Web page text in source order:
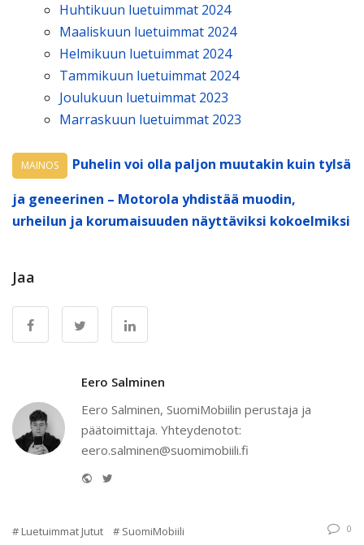
Huhtikuun luetuimmat 2024
Maaliskuun luetuimmat 2024
Helmikuun luetuimmat 2024
Tammikuun luetuimmat 2024
Joulukuun luetuimmat 2023
Marraskuun luetuimmat 2023
MAINOS
Puhelin voi olla paljon muutakin kuin tylsä
ja geneerinen – Motorola yhdistää muodin,
urheilun ja korumaisuuden näyttäviksi kokoelmiksi
Jaa
Eero Salminen
Eero Salminen, SuomiMobiilin perustaja ja
päätoimittaja. Yhteydenotot:
eero.salminen@suomimobiili.fi
Website
Luetuimmat Jutut SuomiMobiili 0